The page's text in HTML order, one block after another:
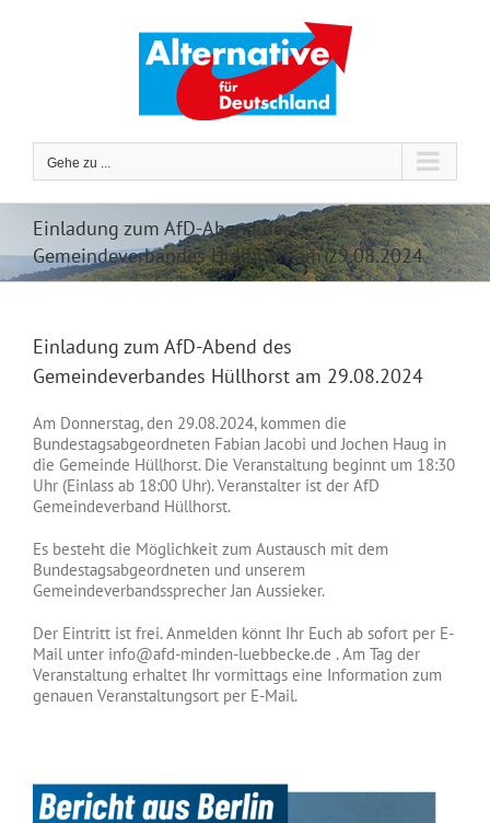
Gehe zu ...
Einladung zum AfD-Abend des
Gemeindeverbandes Hüllhorst am 29.08.2024
Einladung zum AfD-Abend des
Gemeindeverbandes Hüllhorst am 29.08.2024
Am Donnerstag, den 29.08.2024, kommen die
Bundestagsabgeordneten Fabian Jacobi und Jochen Haug in
die Gemeinde Hüllhorst. Die Veranstaltung beginnt um 18:30
Uhr (Einlass ab 18:00 Uhr). Veranstalter ist der AfD
Gemeindeverband Hüllhorst.
Es besteht die Möglichkeit zum Austausch mit dem
Bundestagsabgeordneten und unserem
Gemeindeverbandssprecher Jan Aussieker.
Der Eintritt ist frei. Anmelden könnt Ihr Euch ab sofort per E-
Mail unter info@afd-minden-luebbecke.de . Am Tag der
Veranstaltung erhaltet Ihr vormittags eine Information zum
genauen Veranstaltungsort per E-Mail.